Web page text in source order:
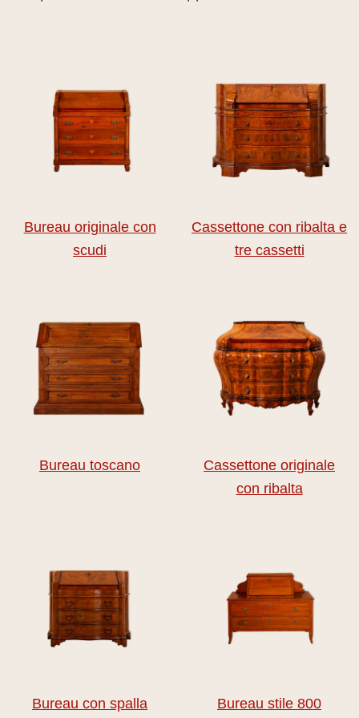
Bureau originale con
scudi
Cassettone con ribalta e
tre cassetti
Bureau toscano
Cassettone originale
con ribalta
Bureau con spalla
Bureau stile 800